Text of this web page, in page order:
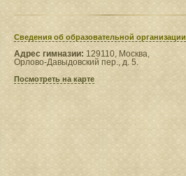
Сведения​ об образовательной организации
Адрес гимназии: 129110, Москва,
Орлово-Давыдовский пер., д. 5.
Посмотреть на карте